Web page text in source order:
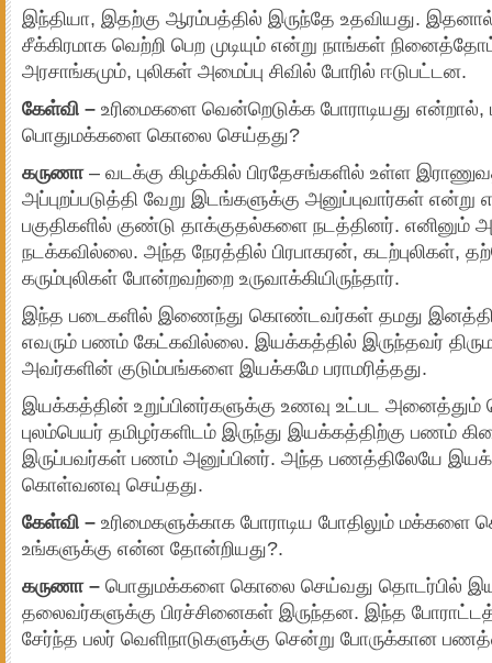
இந்தியா, இதற்கு ஆரம்பத்தில் இருந்தே உதவியது.
சீக்கிரமாக வெற்றி பெற முடியும் என்று நாங்கள்
அரசாங்கமும், புலிகள் அமைப்பு சிவில் போரில் ஈடுபட்டன.
கேள்வி – உரிமைகளை வென்றெடுக்க போராடியது என்றால்,
பொதுமக்களை கொலை செய்தது?
கருணா– வடக்கு கிழக்கில் பிரதேசங்களில் உள்ள
அப்புறப்படுத்தி வேறு இடங்களுக்கு அனுப்புவார்கள்
பகுதிகளில் குண்டு தாக்குதல்களை நடத்தினர். எனினும்
நடக்கவில்லை. அந்த நேரத்தில் பிரபாகரன், கடற்புலிகள்,
கரும்புலிகள் போன்றவற்றை உருவாக்கியிருந்தார்.
இந்த படைகளில் இணைந்து கொண்டவர்கள் தமது
எவரும் பணம் கேட்கவில்லை. இயக்கத்தில் இருந்தவர்
அவர்களின் குடும்பங்களை இயக்கமே பராமரித்தது.
இயக்கத்தின் உறுப்பினர்களுக்கு உணவு உட்பட அனைத்தும்
புலம்பெயர் தமிழர்களிடம் இருந்து இயக்கத்திற்கு பணம்
இருப்பவர்கள் பணம் அனுப்பினர். அந்த பணத்திலேயே
கொள்வனவு செய்தது.
கேள்வி – உரிமைகளுக்காக போராடிய போதிலும் மக்களை
உங்களுக்கு என்ன தோன்றியது?.
கருணா – பொதுமக்களை கொலை செய்வது தொடர்பில்
தலைவர்களுக்கு பிரச்சினைகள் இருந்தன. இந்த
சேர்ந்த பலர் வெளிநாடுகளுக்கு சென்று போருக்கான